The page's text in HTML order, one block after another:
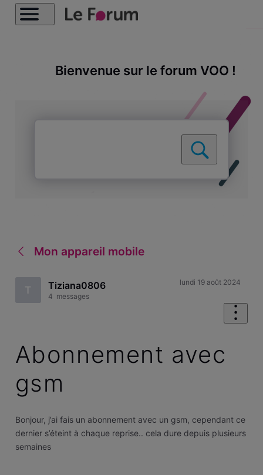
Bienvenue sur le forum VOO !
Mon appareil mobile
T Tiziana0806
4 messages
lundi 19 août 2024
Abonnement avec
gsm
Bonjour, j’ai fais un abonnement avec un gsm, cependant ce
dernier s’éteint à chaque reprise.. cela dure depuis plusieurs
semaines